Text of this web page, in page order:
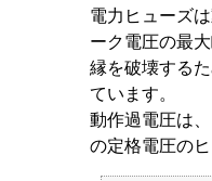
電力ヒューズ
ーク電圧の最
縁を破壊する
ています。
動作過電圧は
の定格電圧の